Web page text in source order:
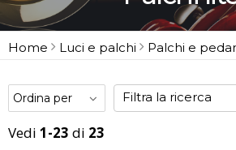
Home Luci e palchi Palchi e
Filtra la ricerca
Vedi 1-23 di 23